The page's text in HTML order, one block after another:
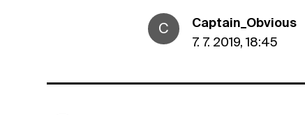
C
Captain_Obvious
7. 7. 2019, 18:45